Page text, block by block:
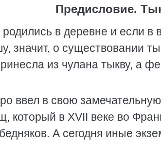
Предисловие.
в деревне и если
значит, о существовании
из чулана тыкву, а
ввел в свою
который в XVII веке во
А сегодня иные